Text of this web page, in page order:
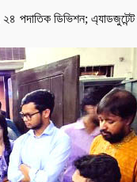
২৪ পদাতিক ডিভিশন;এ্যাডজুটেন্ট